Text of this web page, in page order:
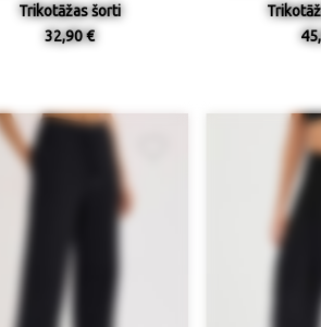
Trikotāžas šorti
32,90 €